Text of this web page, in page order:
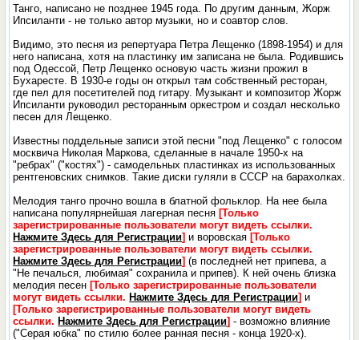
Танго, написано не позднее 1945 года. По другим данным, Жорж
Ипсиланти - не только автор музыки, но и соавтор слов.
Видимо, это песня из репертуара Петра Лещенко (1898-1954) и для
него написана, хотя на пластинку им записана не была. Родившись
под Одессой, Петр Лещенко основую часть жизни прожил в
Бухаресте. В 1930-е годы он открыл там собственный ресторан,
где пел для посетителей под гитару. Музыкант и композитор Жорж
Ипсиланти руководил ресторанным оркестром и создал несколько
песен для Лещенко.
Известны поддельные записи этой песни "под Лещенко" с голосом
москвича Николая Маркова, сделанные в начале 1950-х на
"ребрах" ("костях") - самодельных пластинках из использованных
рентгеновских снимков. Такие диски гуляли в СССР на барахолках.
Мелодия танго прочно вошла в блатной фольклор. На нее была
написана популярнейшая лагерная песня [Только
зарегистрированные пользователи могут видеть ссылки.
Нажмите Здесь для Регистрации] и воровская [Только
зарегистрированные пользователи могут видеть ссылки.
Нажмите Здесь для Регистрации] (в последней нет припева, а
"Не печалься, любимая" сохранила и припев). К ней очень близка
мелодия песен [Только зарегистрированные пользователи
могут видеть ссылки. Нажмите Здесь для Регистрации] и
[Только зарегистрированные пользователи могут видеть
ссылки. Нажмите Здесь для Регистрации] - возможно влияние
("Серая юбка" по стилю более ранная песня - конца 1920-х).